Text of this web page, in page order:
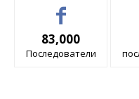
83,000
Последователи